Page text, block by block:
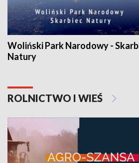
Woliński Park Narodowy -
Natury
ROLNICTWO I WIEŚ